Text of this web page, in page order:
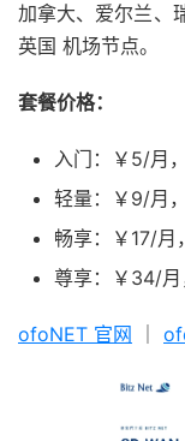
加拿大、爱尔兰、
英国 机场节点。
套餐价格：
入门：￥5/月
轻量：￥9/月
畅享：￥17/月
尊享：￥34/月
ofoNET 官网